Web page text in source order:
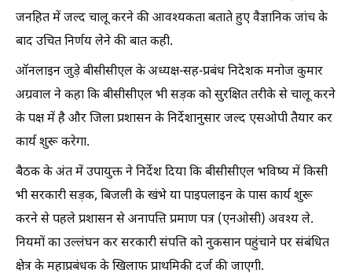
जनहित में जल्द चालू करने की आवश्यकता बताते हुए वैज्ञानिक जांच के
बाद उचित निर्णय लेने की बात कही.
ऑनलाइन जुड़े बीसीसीएल के अध्यक्ष-सह-प्रबंध निदेशक मनोज कुमार
अग्रवाल ने कहा कि बीसीसीएल भी सड़क को सुरक्षित तरीके से चालू करने
के पक्ष में है और जिला प्रशासन के निर्देशानुसार जल्द एसओपी तैयार कर
कार्य शुरू करेगा.
बैठक के अंत में उपायुक्त ने निर्देश दिया कि बीसीसीएल भविष्य में किसी
भी सरकारी सड़क, बिजली के खंभे या पाइपलाइन के पास कार्य शुरू
करने से पहले प्रशासन से अनापत्ति प्रमाण पत्र (एनओसी) अवश्य ले.
नियमों का उल्लंघन कर सरकारी संपत्ति को नुकसान पहुंचाने पर संबंधित
क्षेत्र के महाप्रबंधक के खिलाफ प्राथमिकी दर्ज की जाएगी.